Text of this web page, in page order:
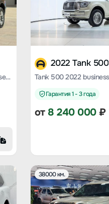
Tank 500 2023 sports version with 7 seats
2022 Tank 500
Гарантия 1 - 3 года
от 8 240 000₽
38000 км.